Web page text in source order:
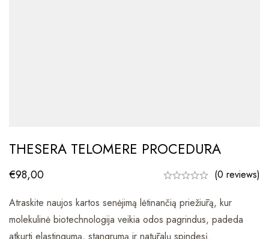
THESERA TELOMERE PROCEDŪRA
€98,00 (0 reviews)
Atraskite naujos kartos senėjimą lėtinančią priežiūrą, kur
molekulinė biotechnologija veikia odos pagrindus, padeda